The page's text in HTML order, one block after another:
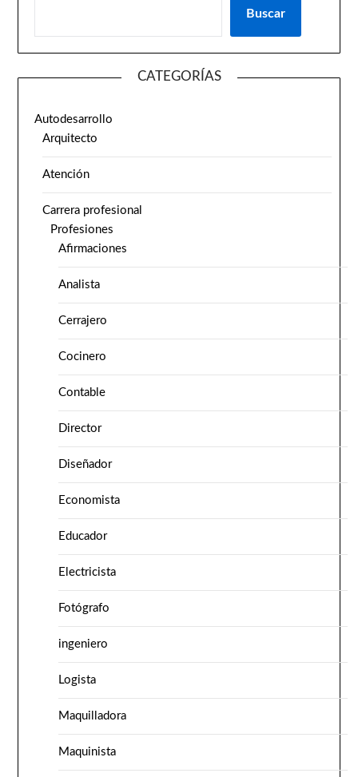
Buscar
CATEGORÍAS
Autodesarrollo
Arquitecto
Atención
Carrera profesional
Profesiones
Afirmaciones
Analista
Cerrajero
Cocinero
Contable
Director
Diseñador
Economista
Educador
Electricista
Fotógrafo
ingeniero
Logista
Maquilladora
Maquinista